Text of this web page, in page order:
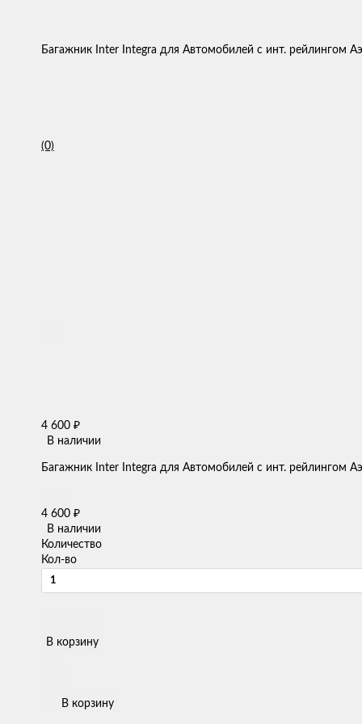
Багажник Inter Integra для Автомобилей с инт. рейлингом
(0)
4 600 ₽
В наличии
Багажник Inter Integra для Автомобилей с инт. рейлингом
4 600 ₽
В наличии
Количество
Кол-во
В корзину
В корзину